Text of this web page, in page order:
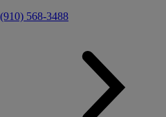
(910) 568-3488